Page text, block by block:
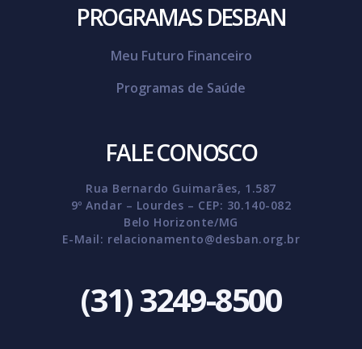
PROGRAMAS DESBAN
Meu Futuro Financeiro
Programas de Saúde
FALE CONOSCO
Rua Bernardo Guimarães, 1.587
9º Andar – Lourdes – CEP: 30.140-082
Belo Horizonte/MG
E-Mail: relacionamento@desban.org.br
(31) 3249-8500